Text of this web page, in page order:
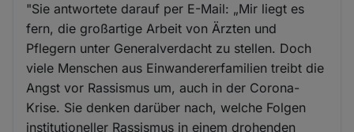
"Sie antwortete darauf per E-Mail: „Mir liegt es
fern, die großartige Arbeit von Ärzten und
Pflegern unter Generalverdacht zu stellen. Doch
viele Menschen aus Einwandererfamilien treibt die
Angst vor Rassismus um, auch in der Corona-
Krise. Sie denken darüber nach, welche Folgen
institutioneller Rassismus in einem drohenden